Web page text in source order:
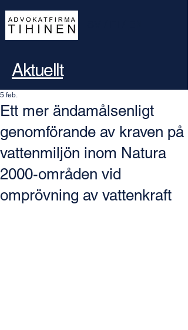
Aktuellt
Ett mer ändamålsenligt
genomförande av kraven på
vattenmiljön inom Natura
2000-områden vid
omprövning av vattenkraft
5 feb.